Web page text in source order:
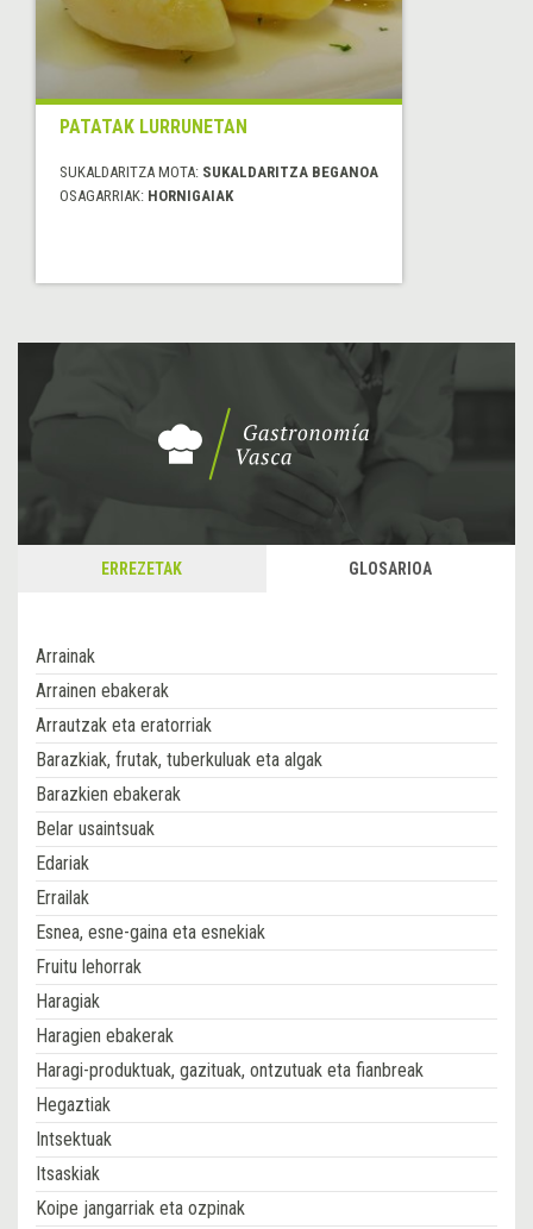
PATATAK LURRUNETAN
SUKALDARITZA MOTA: SUKALDARITZA BEGANOA
OSAGARRIAK: HORNIGAIAK
ERREZETAK GLOSARIOA
Arrainak
Arrainen ebakerak
Arrautzak eta eratorriak
Barazkiak, frutak, tuberkuluak eta algak
Barazkien ebakerak
Belar usaintsuak
Edariak
Errailak
Esnea, esne-gaina eta esnekiak
Fruitu lehorrak
Haragiak
Haragien ebakerak
Haragi-produktuak, gazituak, ontzutuak eta fianbreak
Hegaztiak
Intsektuak
Itsaskiak
Koipe jangarriak eta ozpinak